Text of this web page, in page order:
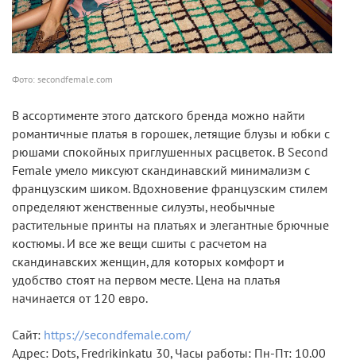
Фото: secondfemale.com
В ассортименте этого датского бренда можно найти
романтичные платья в горошек, летящие блузы и юбки с
рюшами спокойных приглушенных расцветок. В Second
Female умело миксуют скандинавский минимализм с
французским шиком. Вдохновение французским стилем
определяют женственные силуэты, необычные
растительные принты на платьях и элегантные брючные
костюмы. И все же вещи сшиты с расчетом на
скандинавских женщин, для которых комфорт и
удобство стоят на первом месте. Цена на платья
начинается от 120 евро.
Сайт: https://secondfemale.com/
Адрес: Dots, Fredrikinkatu 30, Часы работы: Пн-Пт: 10.00